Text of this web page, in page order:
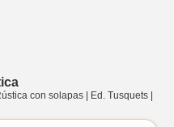
con solapas | Ed. Tusquets |